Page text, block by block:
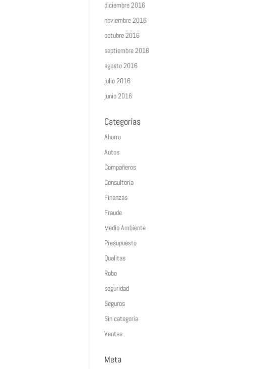
diciembre 2016
noviembre 2016
octubre 2016
septiembre 2016
agosto 2016
julio 2016
junio 2016
Categorías
Ahorro
Autos
Compañeros
Consultoría
Finanzas
Fraude
Medio Ambiente
Presupuesto
Qualitas
Robo
seguridad
Seguros
Sin categoría
Ventas
Meta